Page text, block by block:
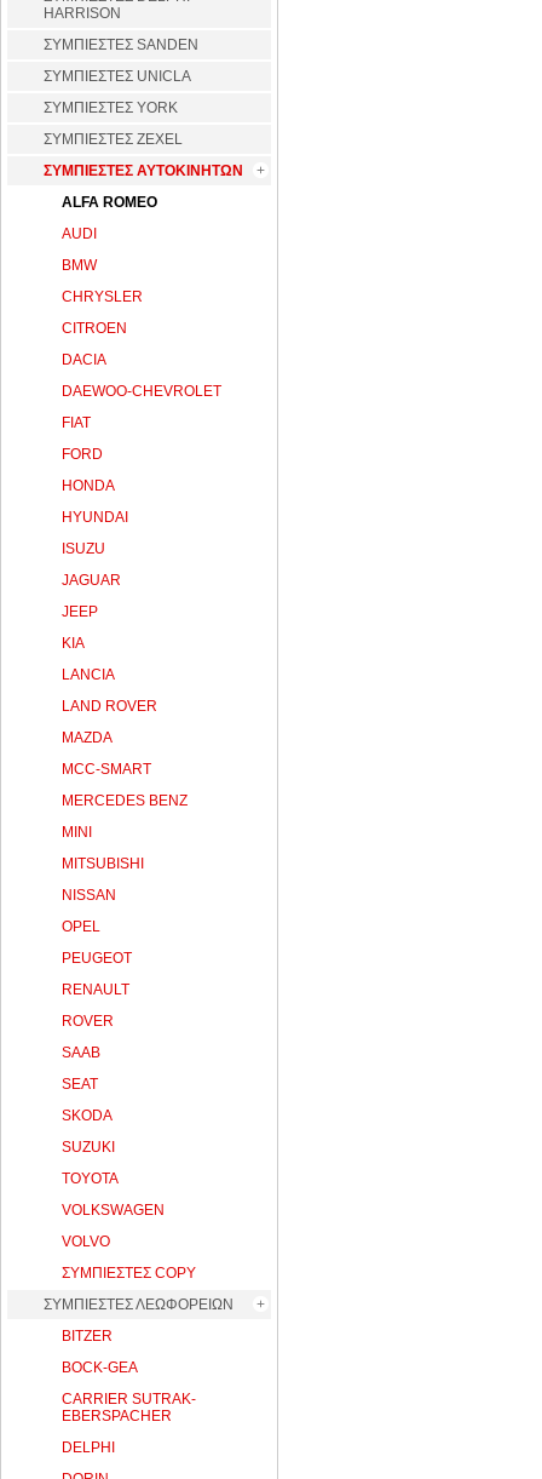
HARRISON
ΣΥΜΠΙΕΣΤΕΣ SANDEN
ΣΥΜΠΙΕΣΤΕΣ UNICLA
ΣΥΜΠΙΕΣΤΕΣ YORK
ΣΥΜΠΙΕΣΤΕΣ ZEXEL
ΣΥΜΠΙΕΣΤΕΣ ΑΥΤΟΚΙΝΗΤΩΝ
ALFA ROMEO
AUDI
BMW
CHRYSLER
CITROEN
DACIA
DAEWOO-CHEVROLET
FIAT
FORD
HONDA
HYUNDAI
ISUZU
JAGUAR
JEEP
KIA
LANCIA
LAND ROVER
MAZDA
MCC-SMART
MERCEDES BENZ
MINI
MITSUBISHI
NISSAN
OPEL
PEUGEOT
RENAULT
ROVER
SAAB
SEAT
SKODA
SUZUKI
TOYOTA
VOLKSWAGEN
VOLVO
ΣΥΜΠΙΕΣΤΕΣ COPY
ΣΥΜΠΙΕΣΤΕΣ ΛΕΩΦΟΡΕΙΩΝ
BITZER
BOCK-GEA
CARRIER SUTRAK-
EBERSPACHER
DELPHI